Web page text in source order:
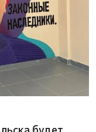
будет